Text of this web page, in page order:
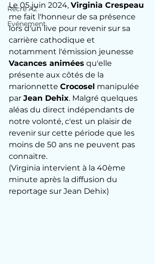
Récré A2
Evénement
Le 05 juin 2024, Virginia Crespeau
me fait l'honneur de sa présence
lors d'un live pour revenir sur sa
carrière cathodique et
notamment l'émission jeunesse
Vacances animées qu'elle
présente aux côtés de la
marionnette Crocosel manipulée
par Jean Dehix. Malgré quelques
aléas du direct indépendants de
notre volonté, c'est un plaisir de
revenir sur cette période que les
moins de 50 ans ne peuvent pas
connaitre.
(Virginia intervient à la 40ème
minute après la diffusion du
reportage sur Jean Dehix)